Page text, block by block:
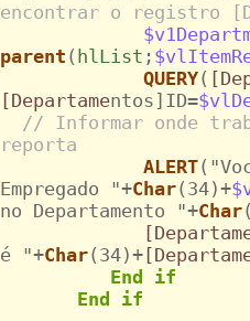
encontrar o registro
parent ( hlList ;
QUERY(
[Departamentos]ID=
// Informar onde
reporta
ALERT
Empregado "+Char(34)+
no Departamento "+Char
é "+Char(34)+
End if
End if